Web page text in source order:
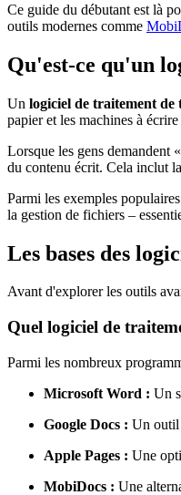
Ce guide du débutant est là
outils modernes comme
Qu'est-ce qu'un
Un logiciel de traitement de
papier et les machines à
Lorsque les gens demandent «
du contenu écrit. Cela inclut
Parmi les exemples
la gestion de fichiers –
Les bases des
Avant d'explorer les outils
Quel logiciel de
Parmi les nombreux
Microsoft Word : Un
Google Docs : Un outil
Apple Pages : Une
MobiDocs : Une